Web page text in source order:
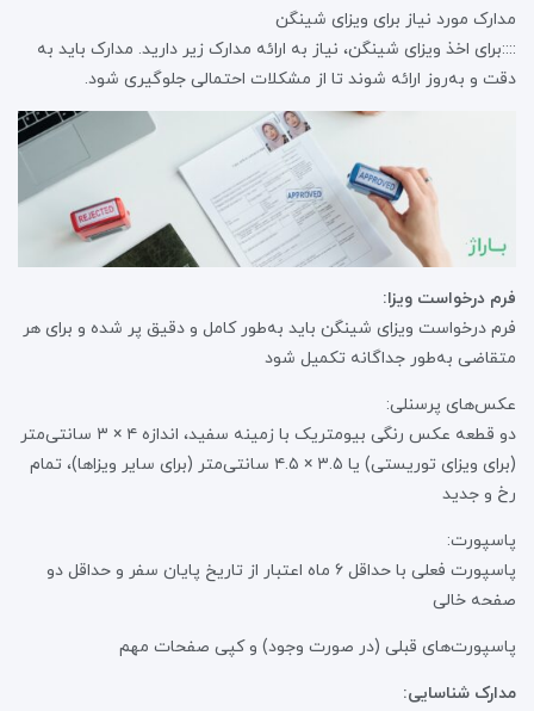
مدارک مورد نیاز برای ویزای شینگن
::::برای اخذ ویزای شینگن، نیاز به ارائه مدارک زیر دارید. مدارک باید به
دقت و به‌روز ارائه شوند تا از مشکلات احتمالی جلوگیری شود.
فرم درخواست ویزا:
فرم درخواست ویزای شینگن باید به‌طور کامل و دقیق پر شده و برای هر
متقاضی به‌طور جداگانه تکمیل شود
عکس‌های پرسنلی:
دو قطعه عکس رنگی بیومتریک با زمینه سفید، اندازه ۴ × ۳ سانتی‌متر
(برای ویزای توریستی) یا ۳.۵ × ۴.۵ سانتی‌متر (برای سایر ویزاها)، تمام
رخ و جدید
پاسپورت:
پاسپورت فعلی با حداقل ۶ ماه اعتبار از تاریخ پایان سفر و حداقل دو
صفحه خالی
پاسپورت‌های قبلی (در صورت وجود) و کپی صفحات مهم
مدارک شناسایی: